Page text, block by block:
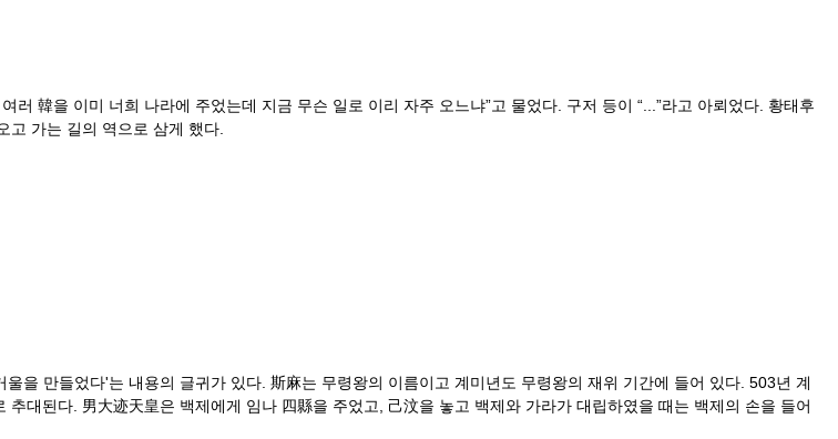
韓을 이미 너희 나라에 주었는데 지금 무슨 일로 이리 자주 오느냐”고 물었다. 구저 등이 “...”라고 아뢰었다. 황태후
고 가는 길의 역으로 삼게 했다.
을 만들었다'는 내용의 글귀가 있다. 斯麻는 무령왕의 이름이고 계미년도 무령왕의 재위 기간에 들어 있다. 503년 계
대된다. 男大迹天皇은 백제에게 임나 四縣을 주었고, 己汶을 놓고 백제와 가라가 대립하였을 때는 백제의 손을 들어